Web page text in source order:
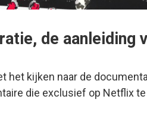
de aanleiding
het kijken naar de
die exclusief op Netflix